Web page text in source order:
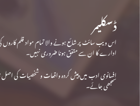
ڈسکلیمر
اس ویب سائٹ پر شائع ہونے والا تمام مواد قلم کاروں
ادارے کا ان سے متفق ہونا ضروری نہیں۔
افسانوی ادب میں پیش کردہ واقعات و شخصیات کی اصل
سمجھی جائے۔